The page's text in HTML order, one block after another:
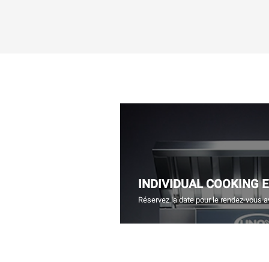
INDIVIDUAL COOKING
Réservez la date pour le rendez-vous